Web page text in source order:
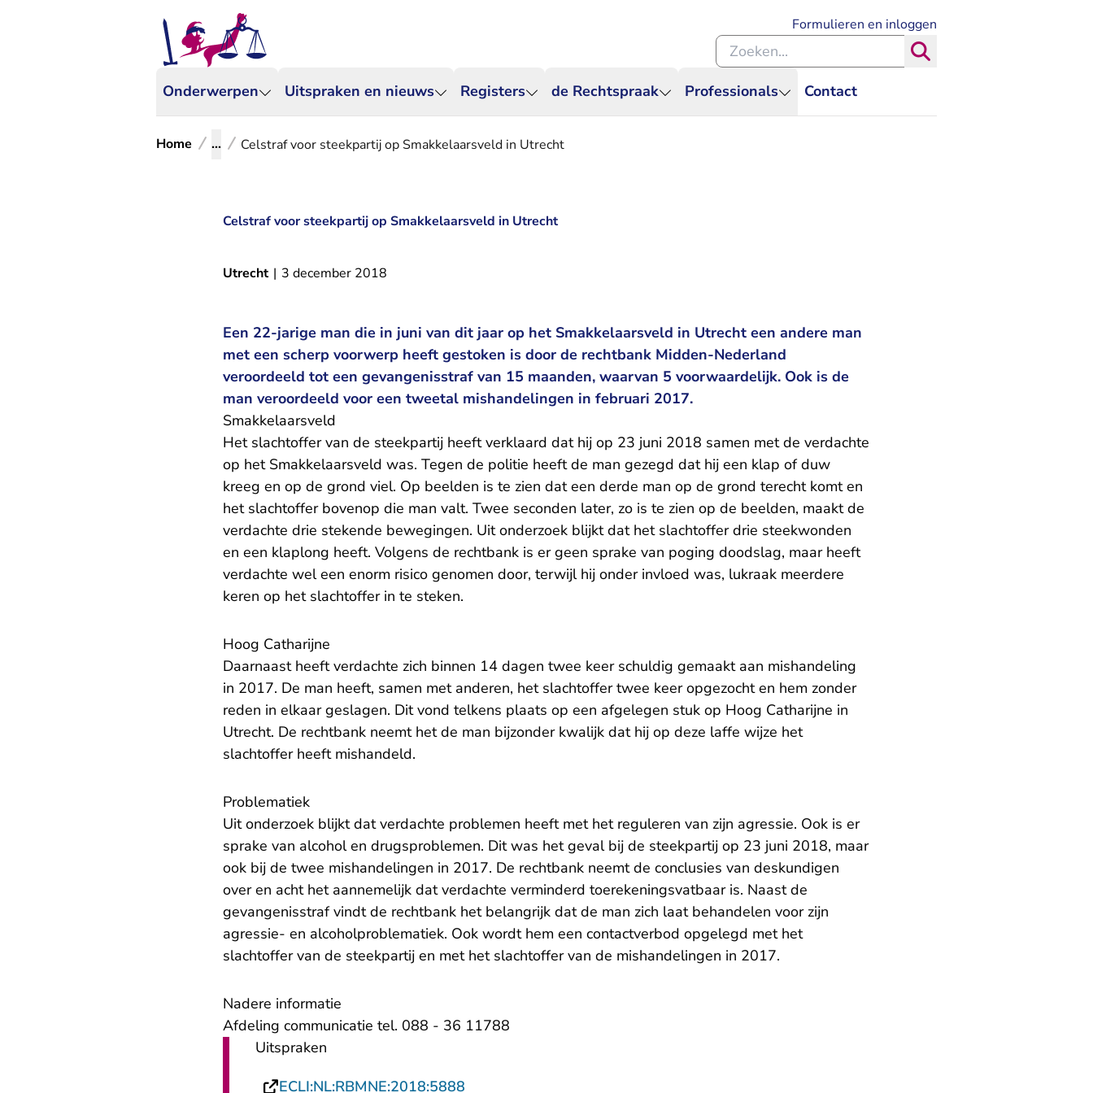
Onderwerpen Uitspraken en nieuws Registers de Rechtspraak Professionals Contact
Formulieren en inloggen
Zoeken binnen de Rechtspraak
Home ... Celstraf voor steekpartij op Smakkelaarsveld in Utrecht
Celstraf voor steekpartij op Smakkelaarsveld in Utrecht
Utrecht | 3 december 2018
Een 22-jarige man die in juni van dit jaar op het Smakkelaarsveld in Utrecht een andere man
met een scherp voorwerp heeft gestoken is door de rechtbank Midden-Nederland
veroordeeld tot een gevangenisstraf van 15 maanden, waarvan 5 voorwaardelijk. Ook is de
man veroordeeld voor een tweetal mishandelingen in februari 2017.
Smakkelaarsveld
Het slachtoffer van de steekpartij heeft verklaard dat hij op 23 juni 2018 samen met de verdachte
op het Smakkelaarsveld was. Tegen de politie heeft de man gezegd dat hij een klap of duw
kreeg en op de grond viel. Op beelden is te zien dat een derde man op de grond terecht komt en
het slachtoffer bovenop die man valt. Twee seconden later, zo is te zien op de beelden, maakt de
verdachte drie stekende bewegingen. Uit onderzoek blijkt dat het slachtoffer drie steekwonden
en een klaplong heeft. Volgens de rechtbank is er geen sprake van poging doodslag, maar heeft
verdachte wel een enorm risico genomen door, terwijl hij onder invloed was, lukraak meerdere
keren op het slachtoffer in te steken.
Hoog Catharijne
Daarnaast heeft verdachte zich binnen 14 dagen twee keer schuldig gemaakt aan mishandeling
in 2017. De man heeft, samen met anderen, het slachtoffer twee keer opgezocht en hem zonder
reden in elkaar geslagen. Dit vond telkens plaats op een afgelegen stuk op Hoog Catharijne in
Utrecht. De rechtbank neemt het de man bijzonder kwalijk dat hij op deze laffe wijze het
slachtoffer heeft mishandeld.
Problematiek
Uit onderzoek blijkt dat verdachte problemen heeft met het reguleren van zijn agressie. Ook is er
sprake van alcohol en drugsproblemen. Dit was het geval bij de steekpartij op 23 juni 2018, maar
ook bij de twee mishandelingen in 2017. De rechtbank neemt de conclusies van deskundigen
over en acht het aannemelijk dat verdachte verminderd toerekeningsvatbaar is. Naast de
gevangenisstraf vindt de rechtbank het belangrijk dat de man zich laat behandelen voor zijn
agressie- en alcoholproblematiek. Ook wordt hem een contactverbod opgelegd met het
slachtoffer van de steekpartij en met het slachtoffer van de mishandelingen in 2017.
Nadere informatie
Afdeling communicatie tel. 088 - 36 11788
Uitspraken
ECLI:NL:RBMNE:2018:5888